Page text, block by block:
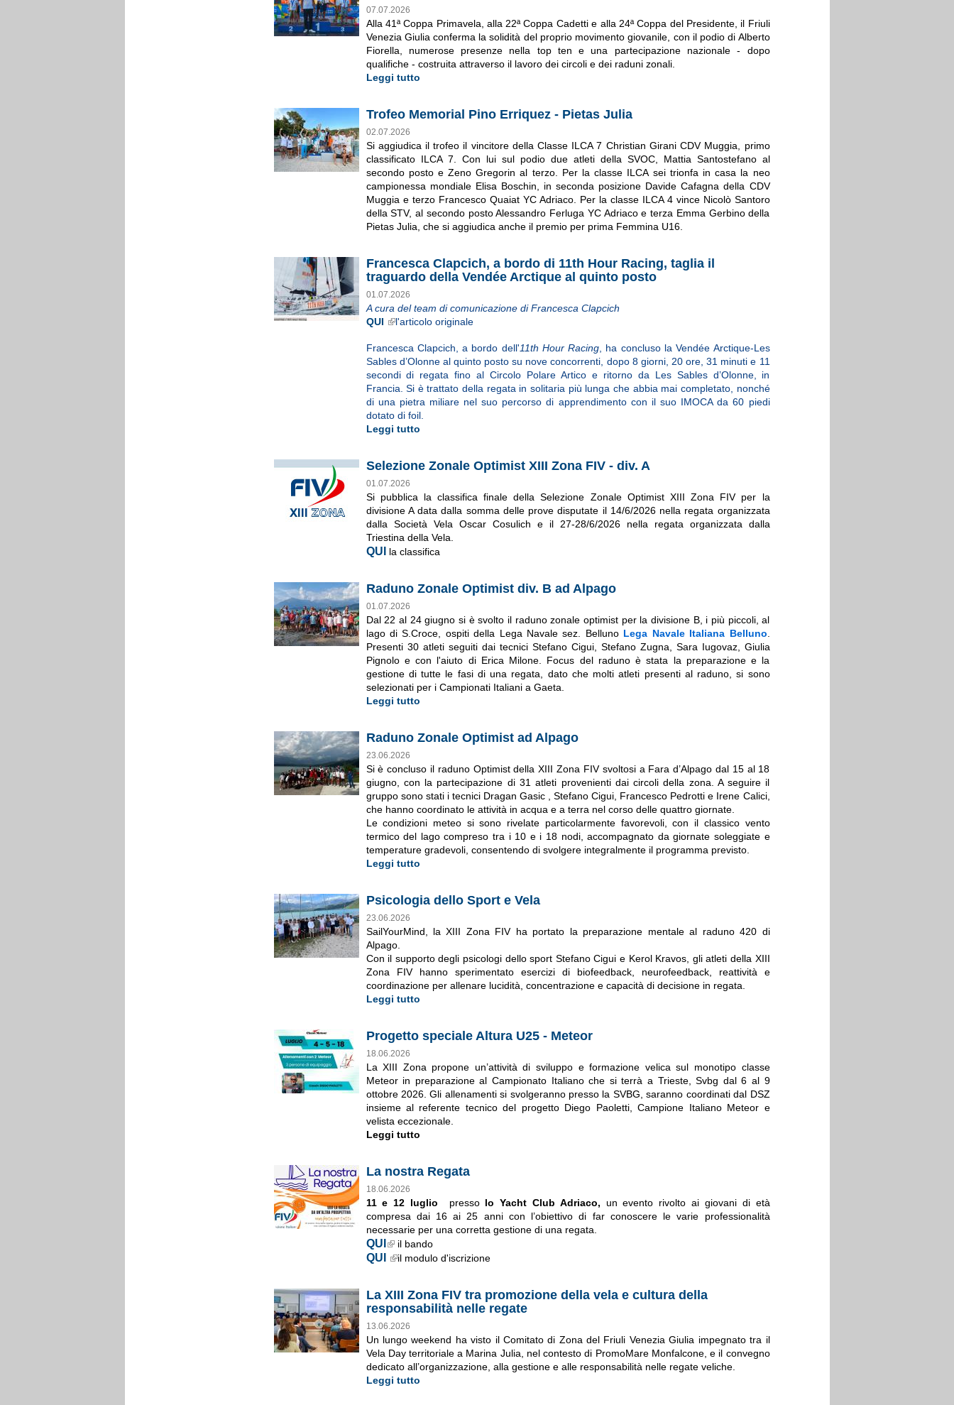
07.07.2026
Alla 41ª Coppa Primavela, alla 22ª Coppa Cadetti e alla 24ª Coppa del Presidente, il Friuli
Venezia Giulia conferma la solidità del proprio movimento giovanile, con il podio di Alberto
Fiorella, numerose presenze nella top ten e una partecipazione nazionale - dopo
qualifiche - costruita attraverso il lavoro dei circoli e dei raduni zonali.
Leggi tutto
Trofeo Memorial Pino Erriquez - Pietas Julia
02.07.2026
Si aggiudica il trofeo il vincitore della Classe ILCA 7 Christian Girani CDV Muggia, primo
classificato ILCA 7. Con lui sul podio due atleti della SVOC, Mattia Santostefano al
secondo posto e Zeno Gregorin al terzo. Per la classe ILCA sei trionfa in casa la neo
campionessa mondiale Elisa Boschin, in seconda posizione Davide Cafagna della CDV
Muggia e terzo Francesco Quaiat YC Adriaco. Per la classe ILCA 4 vince Nicolò Santoro
della STV, al secondo posto Alessandro Ferluga YC Adriaco e terza Emma Gerbino della
Pietas Julia, che si aggiudica anche il premio per prima Femmina U16.
Francesca Clapcich, a bordo di 11th Hour Racing, taglia il
traguardo della Vendée Arctique al quinto posto
01.07.2026
A cura del team di comunicazione di Francesca Clapcich
QUI
l'articolo originale
Francesca Clapcich, a bordo dell'11th Hour Racing
ha concluso la Vendée Arctique-Les
Sables d’Olonne al quinto posto su nove concorrenti, dopo 8 giorni, 20 ore, 31 minuti e 11
secondi di regata fino al Circolo Polare Artico e ritorno da Les Sables d’Olonne, in
Francia. Si è trattato della regata in solitaria più lunga che abbia mai completato, nonché
di una pietra miliare nel suo percorso di apprendimento con il suo IMOCA da 60 piedi
dotato di foil.
Leggi tutto
Selezione Zonale Optimist XIII Zona FIV - div. A
01.07.2026
Si pubblica la classifica finale della Selezione Zonale Optimist XIII Zona FIV per la
divisione A data dalla somma delle prove disputate il 14/6/2026 nella regata organizzata
dalla Società Vela Oscar Cosulich e il 27-28/6/2026 nella regata organizzata dalla
Triestina della Vela.
QUI la classifica
Raduno Zonale Optimist div. B ad Alpago
01.07.2026
Dal 22 al 24 giugno si è svolto il raduno zonale optimist per la divisione B, i più piccoli, al
lago di S.Croce, ospiti della Lega Navale sez. Belluno Lega Navale Italiana Belluno
Presenti 30 atleti seguiti dai tecnici Stefano Cigui, Stefano Zugna, Sara Iugovaz, Giulia
Pignolo e con l'aiuto di Erica Milone. Focus del raduno è stata la preparazione e la
gestione di tutte le fasi di una regata, dato che molti atleti presenti al raduno, si sono
selezionati per i Campionati Italiani a Gaeta.
Leggi tutto
Raduno Zonale Optimist ad Alpago
23.06.2026
Si è concluso il raduno Optimist della XIII Zona FIV svoltosi a Fara d’Alpago dal 15 al 18
giugno, con la partecipazione di 31 atleti provenienti dai circoli della zona. A seguire il
gruppo sono stati i tecnici Dragan Gasic , Stefano Cigui, Francesco Pedrotti e Irene Calici,
che hanno coordinato le attività in acqua e a terra nel corso delle quattro giornate.
Le condizioni meteo si sono rivelate particolarmente favorevoli, con il classico vento
termico del lago compreso tra i 10 e i 18 nodi, accompagnato da giornate soleggiate e
temperature gradevoli, consentendo di svolgere integralmente il programma previsto.
Leggi tutto
Psicologia dello Sport e Vela
23.06.2026
SailYourMind, la XIII Zona FIV ha portato la preparazione mentale al raduno 420 di
Alpago.
Con il supporto degli psicologi dello sport Stefano Cigui e Kerol Kravos, gli atleti della XIII
Zona FIV hanno sperimentato esercizi di biofeedback, neurofeedback, reattività e
coordinazione per allenare lucidità, concentrazione e capacità di decisione in regata.
Leggi tutto
Progetto speciale Altura U25 - Meteor
18.06.2026
La XIII Zona propone un’attività di sviluppo e formazione velica sul monotipo classe
Meteor in preparazione al Campionato Italiano che si terrà a Trieste, Svbg dal 6 al 9
ottobre 2026. Gli allenamenti si svolgeranno presso la SVBG, saranno coordinati dal DSZ
insieme al referente tecnico del progetto Diego Paoletti, Campione Italiano Meteor e
velista eccezionale.
Leggi tutto
La nostra Regata
18.06.2026
11 e 12 luglio presso lo Yacht Club Adriaco, un evento rivolto ai giovani di età
compresa dai 16 ai 25 anni con l’obiettivo di far conoscere le varie professionalità
necessarie per una corretta gestione di una regata.
QUI
External Links icon
il bando
QUI il modulo d'iscrizione
La XIII Zona FIV tra promozione della vela e cultura della
responsabilità nelle regate
13.06.2026
Un lungo weekend ha visto il Comitato di Zona del Friuli Venezia Giulia impegnato tra il
Vela Day territoriale a Marina Julia, nel contesto di PromoMare Monfalcone, e il convegno
dedicato all’organizzazione, alla gestione e alle responsabilità nelle regate veliche.
Leggi tutto